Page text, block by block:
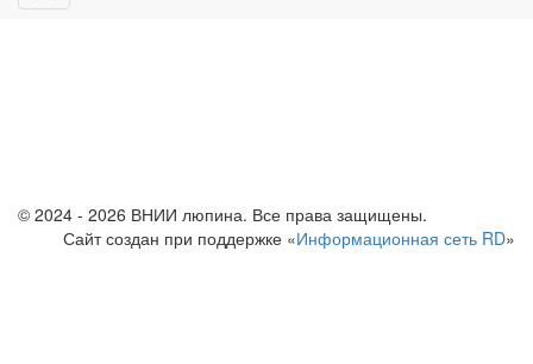
© 2024 - 2026 ВНИИ люпина. Все права защищены.
Сайт создан при поддержке «Информационная сеть RD»